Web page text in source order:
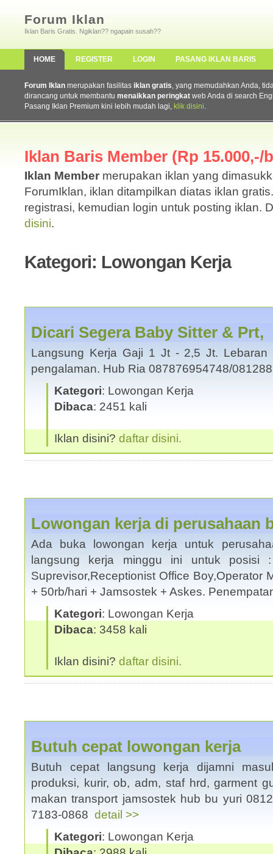
Forum Iklan
Iklan Baris Gratis. Ngiklan?? ngapain susah??
HOME REGISTER LOGIN PASANG IKLAN BARIS
Forum Iklan merupakan fasilitas iklan gratis, yang memudahkan Anda,
dirancang untuk membantu menaikkan peringkat web Anda di search
Pasang Iklan Premium kini lebih mudah lagi, klik disini.
Iklan Baris Member (Rp 15.000,-/
Iklan Member merupakan iklan yang
ForumIklan, iklan ditampilkan diatas iklan
registrasi, kemudian login untuk posting iklan.
disini.
Kategori: Lowongan Kerja
Dicari Segera Baby Sitter & Prt,
Langsung Kerja Gaji 1 Jt - 2,5 Jt. Lebaran
pengalaman. Hub Ria 087876954748/
Kategori: Lowongan Kerja
Dibaca: 2451 kali
Iklan disini? daftar disini.
Lowongan kerja di perusahaan
Ada buka lowongan kerja untuk
langsung kerja minggu ini untuk posisi :
Suprevisor,Receptionist Office Boy,Operator
+ 50rb/hari + Jamsostek + Askes.
Kategori: Lowongan Kerja
Dibaca: 3458 kali
Iklan disini? daftar disini.
Butuh cepat lowongan kerja
Butuh cepat langsung kerja dijamni
produksi, kurir, ob, adm, staf hrd, garment
makan transport jamsostek hub bu yuri
7183-0868 detail >>
Kategori: Lowongan Kerja